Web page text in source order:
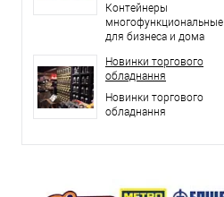
Контейнеры
многофункциональные
для бизнеса и дома
Новинки торгового
обладнання
Новинки торгового
обладнання